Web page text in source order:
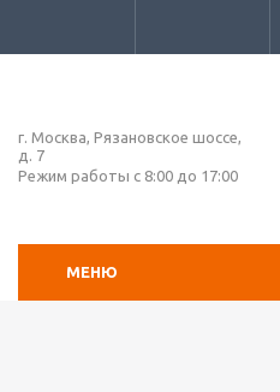
г. Москва, Рязановское шоссе,
д. 7
Режим работы с 8:00 до 17:00
МЕНЮ